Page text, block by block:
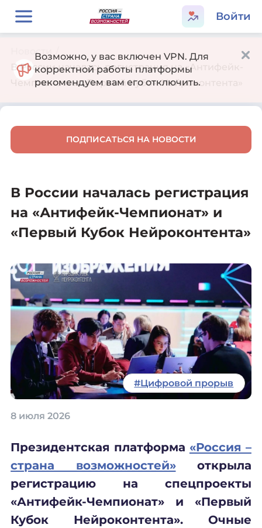
Войти
Новости
В России началась регистрация на «Антифейк-
Чемпионат» и «Первый Кубок Нейроконтента»
ПОДПИСАТЬСЯ НА НОВОСТИ
В России началась регистрация
на «Антифейк-Чемпионат» и
«Первый Кубок Нейроконтента»
#Цифровой прорыв
8 июля 2026
Президентская платформа «Россия –
страна возможностей»
открыла
регистрацию на спецпроекты
«Антифейк-Чемпионат» и «Первый
Кубок Нейроконтента». Очные
Возможно, у вас включен VPN. Для
корректной работы платформы
рекомендуем вам его отключить.